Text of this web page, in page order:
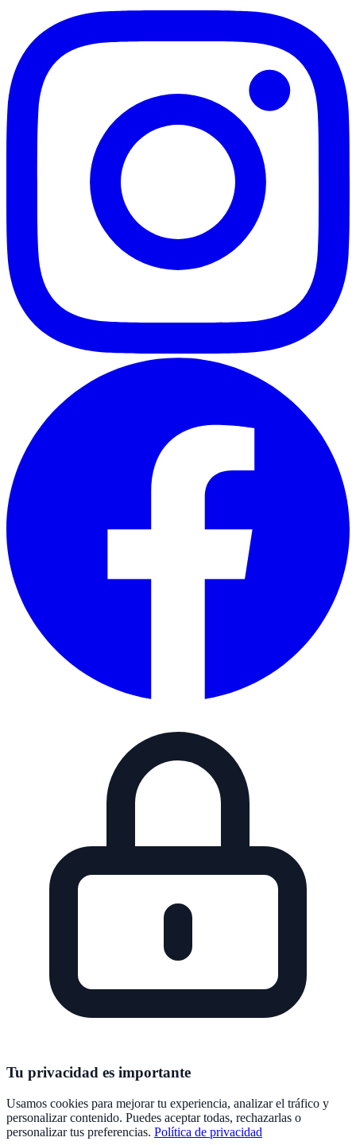
Tu privacidad es importante
Usamos cookies para mejorar tu experiencia, analizar el tráfico y
personalizar contenido. Puedes aceptar todas, rechazarlas o
personalizar tus preferencias. Política de privacidad